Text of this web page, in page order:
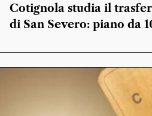
Cotignola studia il
di San Severo: piano da